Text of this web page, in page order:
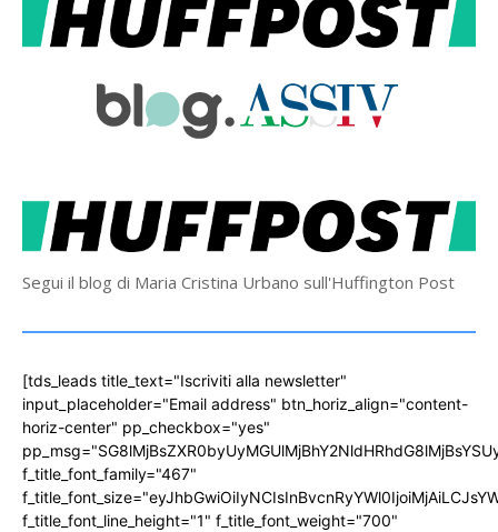
Segui il blog di Maria Cristina Urbano sull'Huffington Post
[tds_leads title_text="Iscriviti alla newsletter"
input_placeholder="Email address" btn_horiz_align="content-
horiz-center" pp_checkbox="yes"
f_title_font_family="467"
f_title_font_line_height="1" f_title_font_weight="700"